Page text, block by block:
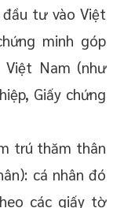
tư vào Việt
minh góp
Nam (như
Giấy chứng
trú thăm thân
cá nhân đó
các giấy tờ